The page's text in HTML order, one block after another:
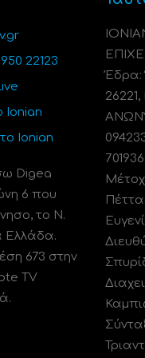
22123
Ionian
Ionian
Digea
6 που
το N.
Ελλάδα.
673 στην
TV
Έδρα: